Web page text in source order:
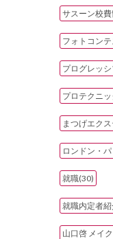
サスーン校
フォトコン
プログレッ
プロテクニ
まつげエク
ロンドン・
就職(30)
就職内定者
山口啓 メイ